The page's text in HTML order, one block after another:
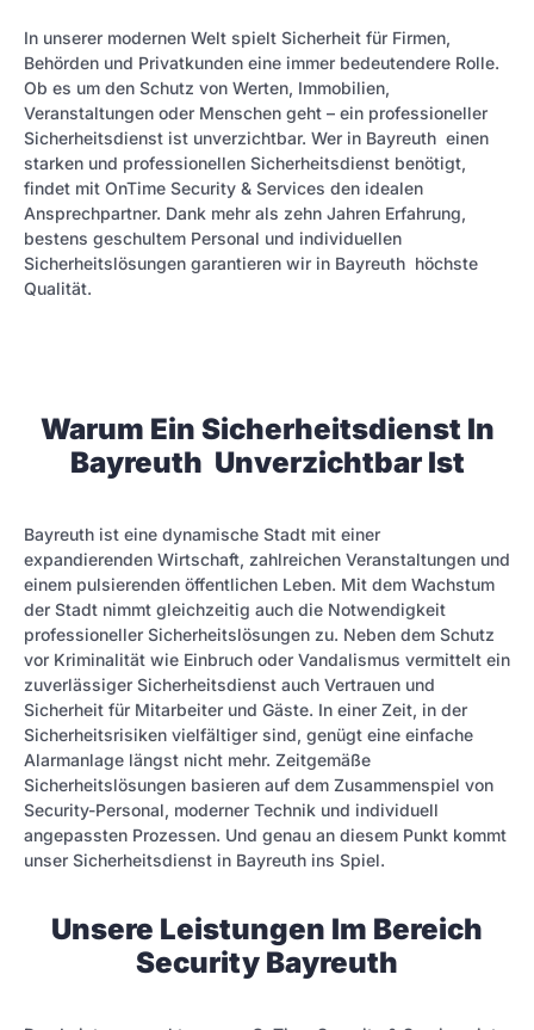
In unserer modernen Welt spielt Sicherheit für Firmen,
Behörden und Privatkunden eine immer bedeutendere Rolle.
Ob es um den Schutz von Werten, Immobilien,
Veranstaltungen oder Menschen geht – ein professioneller
Sicherheitsdienst ist unverzichtbar. Wer in Bayreuth einen
starken und professionellen Sicherheitsdienst benötigt,
findet mit OnTime Security & Services den idealen
Ansprechpartner. Dank mehr als zehn Jahren Erfahrung,
bestens geschultem Personal und individuellen
Sicherheitslösungen garantieren wir in Bayreuth höchste
Qualität.
Warum Ein Sicherheitsdienst In
Bayreuth Unverzichtbar Ist
Bayreuth ist eine dynamische Stadt mit einer
expandierenden Wirtschaft, zahlreichen Veranstaltungen und
einem pulsierenden öffentlichen Leben. Mit dem Wachstum
der Stadt nimmt gleichzeitig auch die Notwendigkeit
professioneller Sicherheitslösungen zu. Neben dem Schutz
vor Kriminalität wie Einbruch oder Vandalismus vermittelt ein
zuverlässiger Sicherheitsdienst auch Vertrauen und
Sicherheit für Mitarbeiter und Gäste. In einer Zeit, in der
Sicherheitsrisiken vielfältiger sind, genügt eine einfache
Alarmanlage längst nicht mehr. Zeitgemäße
Sicherheitslösungen basieren auf dem Zusammenspiel von
Security-Personal, moderner Technik und individuell
angepassten Prozessen. Und genau an diesem Punkt kommt
unser Sicherheitsdienst in Bayreuth ins Spiel.
Unsere Leistungen Im Bereich
Security Bayreuth